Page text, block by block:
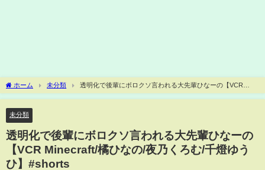
ホーム 未分類
透明化で後輩にボロクソ言われる大先輩ひなーの【VCR
Minecraft/橘ひなの/夜乃くろむ/千燈ゆうひ】#shorts
未分類
透明化で後輩にボロクソ言われる大先輩ひなーの
【VCR Minecraft/橘ひなの/夜乃くろむ/千燈ゆう
ひ】#shorts